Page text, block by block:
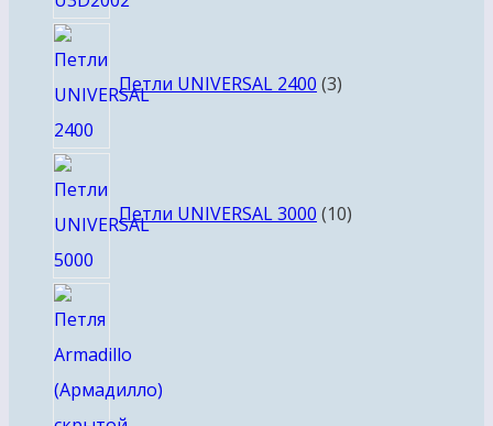
Петли UNIVERSAL 2400 3товара
Петли UNIVERSAL 3000 10товаров